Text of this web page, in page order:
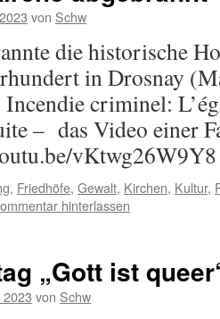
von Schw
die historische
in Drosnay
criminel:
– das Video einer
, Friedhöfe, Gewalt, Kirchen, Kultur,
hinterlassen
„Gott ist
von Schw